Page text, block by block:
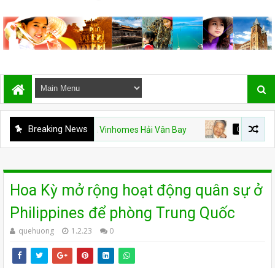
Breaking News
Hạm Mỹ và Vinhomes Hải Vân Bay CSVN Án văn – Kỳ 9.
Hoa Kỳ mở rộng hoạt động quân sự ở
Philippines để phòng Trung Quốc
quehuong 1.2.23 0